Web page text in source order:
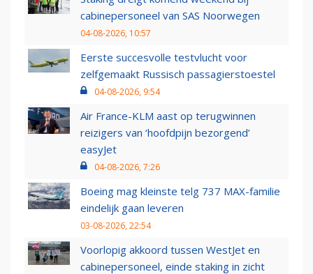
cabinepersoneel van SAS Noorwegen
04-08-2026, 10:57
Eerste succesvolle testvlucht voor
zelfgemaakt Russisch passagierstoestel
04-08-2026, 9:54
Air France-KLM aast op terugwinnen
reizigers van ‘hoofdpijn bezorgend’
easyJet
04-08-2026, 7:26
Boeing mag kleinste telg 737 MAX-familie
eindelijk gaan leveren
03-08-2026, 22:54
Voorlopig akkoord tussen WestJet en
cabinepersoneel, einde staking in zicht